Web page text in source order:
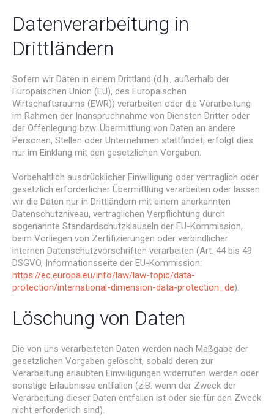
Datenverarbeitung in
Drittländern
Sofern wir Daten in einem Drittland (d.h., außerhalb der
Europäischen Union (EU), des Europäischen
Wirtschaftsraums (EWR)) verarbeiten oder die Verarbeitung
im Rahmen der Inanspruchnahme von Diensten Dritter oder
der Offenlegung bzw. Übermittlung von Daten an andere
Personen, Stellen oder Unternehmen stattfindet, erfolgt dies
nur im Einklang mit den gesetzlichen Vorgaben.
Vorbehaltlich ausdrücklicher Einwilligung oder vertraglich oder
gesetzlich erforderlicher Übermittlung verarbeiten oder lassen
wir die Daten nur in Drittländern mit einem anerkannten
Datenschutzniveau, vertraglichen Verpflichtung durch
sogenannte Standardschutzklauseln der EU-Kommission,
beim Vorliegen von Zertifizierungen oder verbindlicher
internen Datenschutzvorschriften verarbeiten (Art. 44 bis 49
DSGVO, Informationsseite der EU-Kommission:
https://ec.europa.eu/info/law/law-topic/data-
protection/international-dimension-data-protection_de).
Löschung von Daten
Die von uns verarbeiteten Daten werden nach Maßgabe der
gesetzlichen Vorgaben gelöscht, sobald deren zur
Verarbeitung erlaubten Einwilligungen widerrufen werden oder
sonstige Erlaubnisse entfallen (z.B. wenn der Zweck der
Verarbeitung dieser Daten entfallen ist oder sie für den Zweck
nicht erforderlich sind).